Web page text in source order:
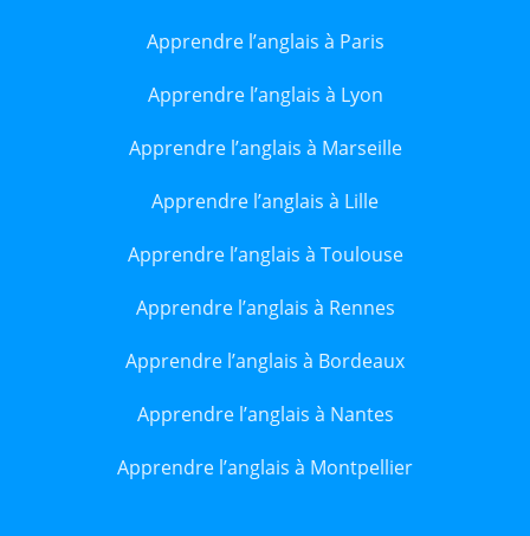
Apprendre l’anglais à Paris
Apprendre l’anglais à Lyon
Apprendre l’anglais à Marseille
Apprendre l’anglais à Lille
Apprendre l’anglais à Toulouse
Apprendre l’anglais à Rennes
Apprendre l’anglais à Bordeaux
Apprendre l’anglais à Nantes
Apprendre l’anglais à Montpellier